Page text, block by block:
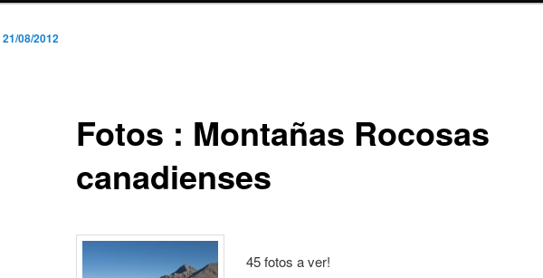
Fotos : Montañas Rocosas
canadienses
21/08/2012
45 fotos a ver!